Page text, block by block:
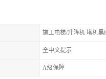
施工电梯/升降机 塔机黑
全中文提示
A级保障